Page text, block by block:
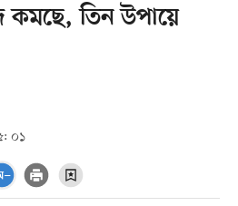
কমছে, তিন উপায়ে
০১